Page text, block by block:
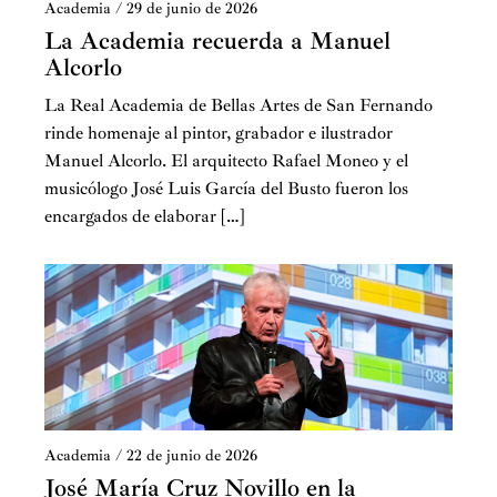
profesores auxiliares y ayudantes. En aquella época las
cátedras estaban organizadas a la manera germánica, por
medio de seminarios. Fue entonces cuando descubrí a
Paco, joven licenciado en Historia del Arte y Filosofía,
que dudaba entre la dedicación a la historia cultural o
la del arte. Entonces formaba un tándem con su amigo
y compañero Ángel González García. Paco entró en mi
seminario y Ángel en el del cosmopolita Xavier de
Salas. En mi seminario también entró José Antonio
Ramírez, que había sido alumno mío en primero de
comunes en la Universidad de Murcia. Aparte de
muchos otros como Antonio Martínez Ripoll y Aurora
León, los nombres de Carlos Sambricio, Jaime
Brihuega, Delfín Rodríguez, Sofía Diéguez, Mª Luisa
Martín de Arjila, Estrella de Diego y Beatriz Blasco
Esquivias, pertenecieron al grupo de punteros
entusiastas renovadores de una disciplina que hasta
entonces en España estaba dominada por el positivismo
Academia / 29 de junio de 2026
La Academia recuerda a Manuel
Alcorlo
La Real Academia de Bellas Artes de San Fernando
rinde homenaje al pintor, grabador e ilustrador
Manuel Alcorlo. El arquitecto Rafael Moneo y el
musicólogo José Luis García del Busto fueron los
encargados de elaborar […]
Academia / 22 de junio de 2026
José María Cruz Novillo en la